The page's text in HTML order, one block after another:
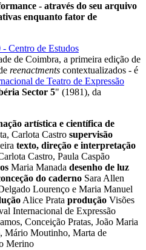
- através do seu arquivo
enquanto fator de
Centro de Estudos
de Coimbra, a primeira edição de
reenactments contextualizados - é
de Teatro de Expressão
Sector 5" (1981), da
artística e científica de
Carlota Castro supervisão
texto, direção e interpretação
Castro, Paula Caspão
Maria Manada desenho de luz
do caderno Sara Allen
Lourenço e Maria Manuel
Alice Prata produção Visões
Internacional de Expressão
Conceição Pratas, João Maria
Mário Moutinho, Marta de
Merino